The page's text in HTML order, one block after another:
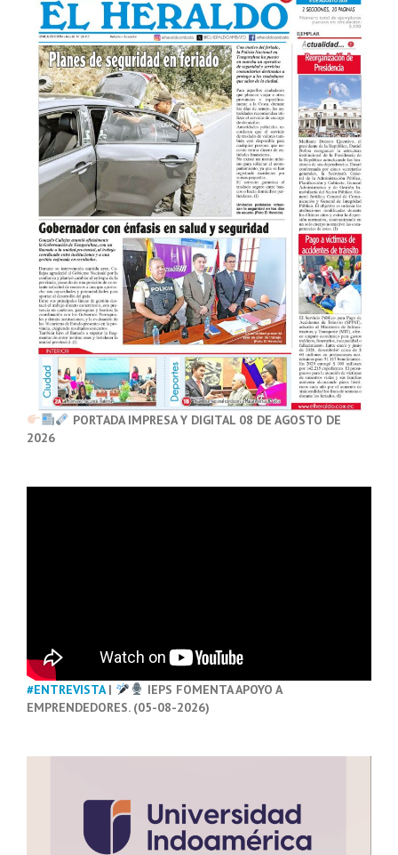
PORTADA IMPRESA Y DIGITAL 08 DE AGOSTO DE
2026
#ENTREVISTA|
IEPS FOMENTA APOYO A
EMPRENDEDORES. (05-08-2026)